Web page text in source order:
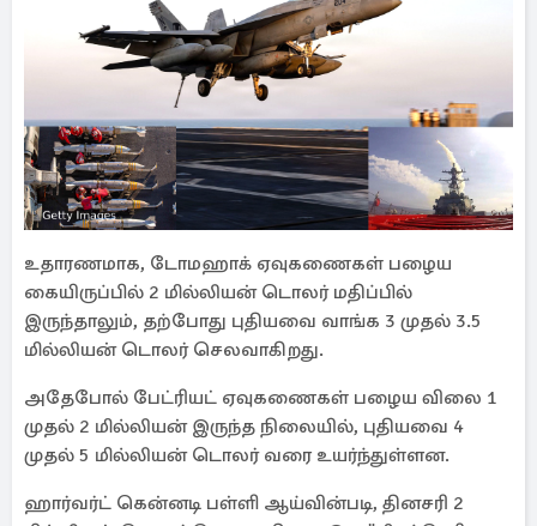
உதாரணமாக, டோமஹாக் ஏவுகணைகள் பழைய
கையிருப்பில் 2 மில்லியன் டொலர் மதிப்பில்
இருந்தாலும், தற்போது புதியவை வாங்க 3 முதல் 3.5
மில்லியன் டொலர் செலவாகிறது.
அதேபோல் பேட்ரியட் ஏவுகணைகள் பழைய விலை 1
முதல் 2 மில்லியன் இருந்த நிலையில், புதியவை 4
முதல் 5 மில்லியன் டொலர் வரை உயர்ந்துள்ளன.
ஹார்வர்ட் கென்னடி பள்ளி ஆய்வின்படி, தினசரி 2